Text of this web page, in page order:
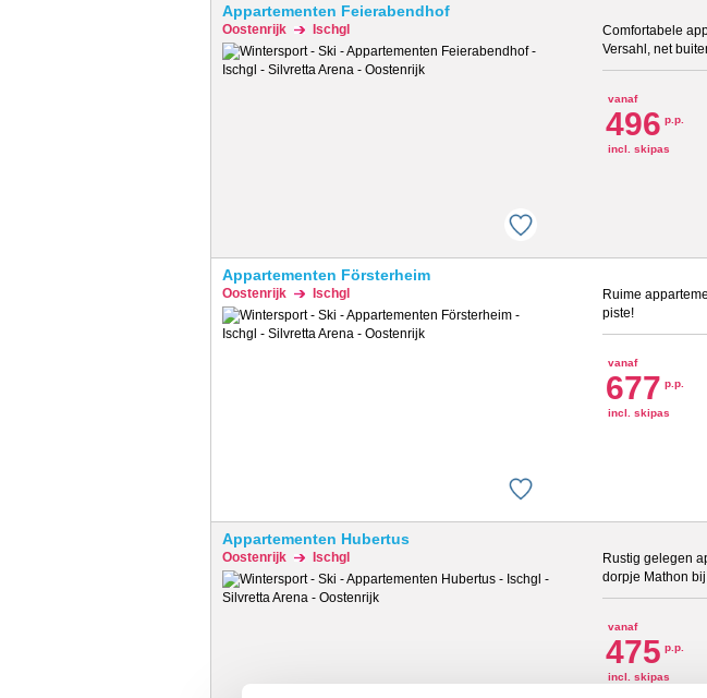
Appartementen Feierabendhof
Oostenrijk Ischgl
Comfortabele
Versahl, net
vanaf
496 p.p.
incl. skipas
Appartementen Försterheim
Oostenrijk Ischgl
Ruime
piste!
vanaf
677 p.p.
incl. skipas
Appartementen Hubertus
Oostenrijk Ischgl
Rustig gelegen
dorpje Mathon
vanaf
475 p.p.
incl. skipas